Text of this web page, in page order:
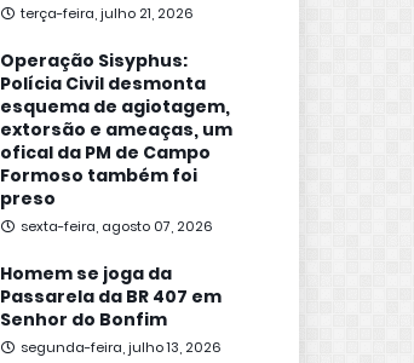
terça-feira, julho 21, 2026
Operação Sisyphus:
Polícia Civil desmonta
esquema de agiotagem,
extorsão e ameaças, um
ofical da PM de Campo
Formoso também foi
preso
sexta-feira, agosto 07, 2026
Homem se joga da
Passarela da BR 407 em
Senhor do Bonfim
segunda-feira, julho 13, 2026